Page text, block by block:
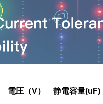
電圧（V） 静電容量(uF)